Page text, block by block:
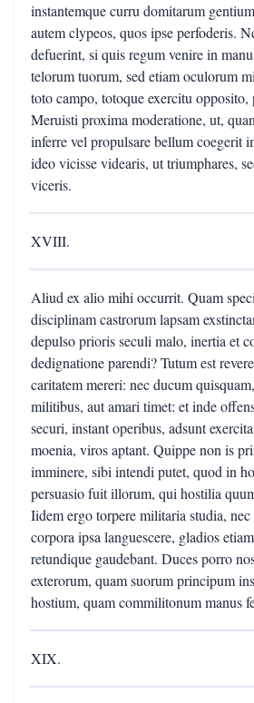
instantemque curru domitarum
autem clypeos, quos ipse perfoderis.
defuerint, si quis regum venire in
telorum tuorum, sed etiam oculorum
toto campo, totoque exercitu opposito,
Meruisti proxima moderatione, ut,
inferre vel propulsare bellum coegerit
ideo vicisse videaris, ut triumphares,
viceris.
XVIII.
Aliud ex alio mihi occurrit. Quam
disciplinam castrorum lapsam
depulso prioris seculi malo, inertia et
dedignatione parendi? Tutum est
caritatem mereri: nec ducum
militibus, aut amari timet: et inde
securi, instant operibus, adsunt
moenia, viros aptant. Quippe non is
imminere, sibi intendi putet, quod in
persuasio fuit illorum, qui hostilia
Iidem ergo torpere militaria studia,
corpora ipsa languescere, gladios
retundique gaudebant. Duces porro
exterorum, quam suorum principum
hostium, quam commilitonum manus
XIX.